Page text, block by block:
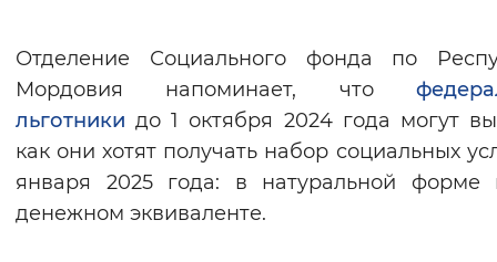
Цвет сайта
Монохромный Инверсивный
Синий фон
Отделение Социального фонда по
Мордовия напоминает, что
льготники до 1 октября 2024 года могут
как они хотят получать набор социальных
января 2025 года: в натуральной
денежном эквиваленте.